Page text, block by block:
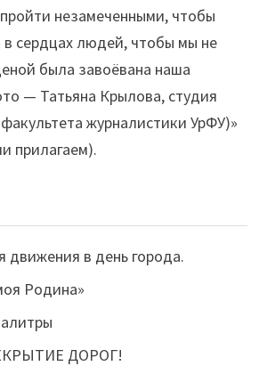
незамеченными, чтобы
в сердцах людей, чтобы мы не
была завоёвана наша
— Татьяна Крылова, студия
журналистики УрФУ)»
прилагаем).
движения в день города.
Родина»
ДОРОГ!